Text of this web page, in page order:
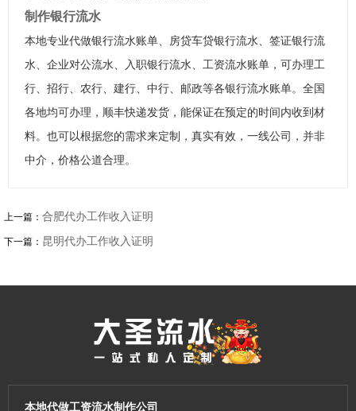
制作银行流水
本地专业代做银行流水账单、房贷车贷银行流水、签证银行流
水、企业对公流水、入职银行流水、工资流水账单，可办理工
行、招行、农行、建行、中行、邮政等各银行流水账单。全国
各地均可办理，顺丰快递发货，能保证在预定的时间内收到材
料。也可以根据您的需求来定制，真实有效，一线公司，并非
中介，价格公道合理。
上一篇： 合肥代办工作收入证明
下一篇： 昆明代办工作收入证明
本地代做工资流水制作公司